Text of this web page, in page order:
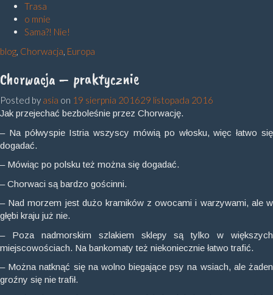
Trasa
o mnie
Sama?! Nie!
blog Chorwacja Europa
Chorwacja – praktycznie
Posted by asia on 19 sierpnia 201629 listopada 2016
Jak przejechać bezboleśnie przez Chorwację.
– Na półwyspie Istria wszyscy mówią po włosku, więc łatwo się
dogadać.
– Mówiąc po polsku też można się dogadać.
– Chorwaci są bardzo gościnni.
– Nad morzem jest dużo kramików z owocami i warzywami, ale w
głębi kraju już nie.
– Poza nadmorskim szlakiem sklepy są tylko w większych
miejscowościach. Na bankomaty też niekoniecznie łatwo trafić.
– Można natknąć się na wolno biegające psy na wsiach, ale żaden
groźny się nie trafił.